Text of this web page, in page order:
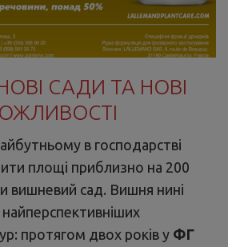
САДИ ТА НОВІ
в господарстві
площі приблизно на 200
вишневий сад. Вишня нині
протягом двох років у ФГ